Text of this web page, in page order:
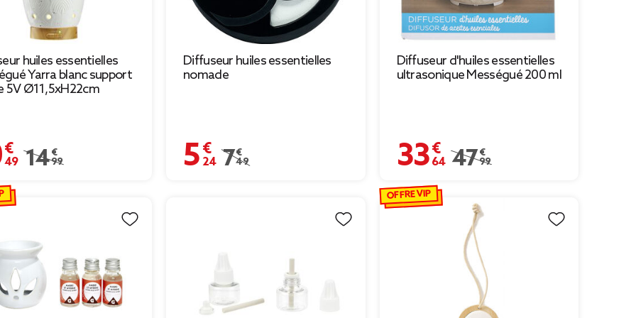
huiles essentielles
Yarra blanc support
5V Ø11,5xH22cm
€
Prix remisé de 14,99 € à 10,49 €
14,99 €
Diffuseur huiles essentielles
nomade
5,24 €
Prix remisé de 7,49 € à 5,24 €
7,49 €
Diffuseur d'huiles essentielles
ultrasonique Mességué 200 ml
33,64 €
Prix remisé de 47,99 € à 33,64 €
47,99 €
OFFRE VIP